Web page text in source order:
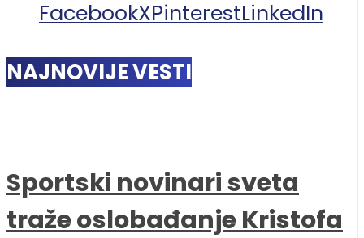
FacebookXPinterestLinkedIn
NAJNOVIJE VESTI
Sportski novinari sveta
traže oslobađanje Kristofa